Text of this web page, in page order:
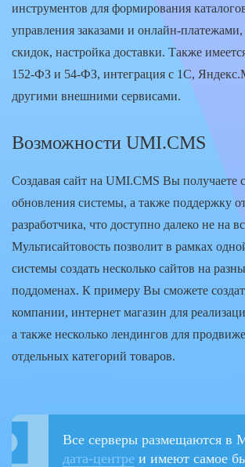
инструментов для формирования
управления заказами и онлайн-платежами,
скидок, настройка доставки. Также
152-ФЗ и 54-ФЗ, интеграция с 1С,
другими внешними сервисами.
Возможности UMI.CMS
Создавая сайт на UMI.CMS Вы получаете
обновления системы, а также поддержку
разработчика, что доступно далеко не на
Мультисайтовость позволит в рамках
системы создать несколько сайтов на
поддоменах. К примеру Вы сможете
компании, интернет магазин для
а также несколько лендингов для
отдельных категорий товаров.
Все серверы размещаются в
дата-центре и имеют самое